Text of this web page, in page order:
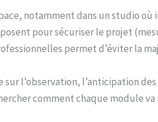
notamment dans un studio
pour sécuriser le projet
permet d’éviter la
l’observation, l’anticipation
comment chaque module